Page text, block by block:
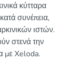
κύτταρα
συνέπεια,
ιστών.
στενά την
με Xeloda.